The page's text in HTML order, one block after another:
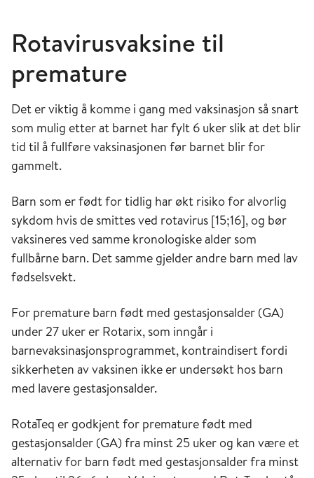
Rotavirusvaksine til
premature
Det er viktig å komme i gang med vaksinasjon så snart
som mulig etter at barnet har fylt 6 uker slik at det blir
tid til å fullføre vaksinasjonen før barnet blir for
gammelt.
Barn som er født for tidlig har økt risiko for alvorlig
sykdom hvis de smittes ved rotavirus [15;16], og bør
vaksineres ved samme kronologiske alder som
fullbårne barn. Det samme gjelder andre barn med lav
fødselsvekt.
For premature barn født med gestasjonsalder (GA)
under 27 uker er Rotarix, som inngår i
barnevaksinasjonsprogrammet, kontraindisert fordi
sikkerheten av vaksinen ikke er undersøkt hos barn
med lavere gestasjonsalder.
RotaTeq er godkjent for premature født med
gestasjonsalder (GA) fra minst 25 uker og kan være et
alternativ for barn født med gestasjonsalder fra minst